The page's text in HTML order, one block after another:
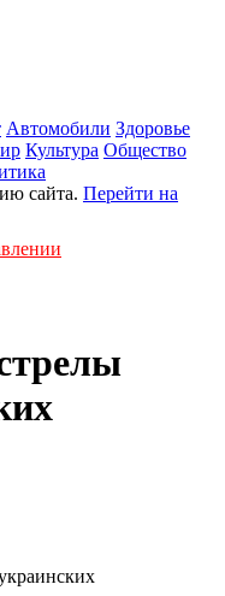
Автомобили Здоровье
Культура Общество
сайта. Перейти на